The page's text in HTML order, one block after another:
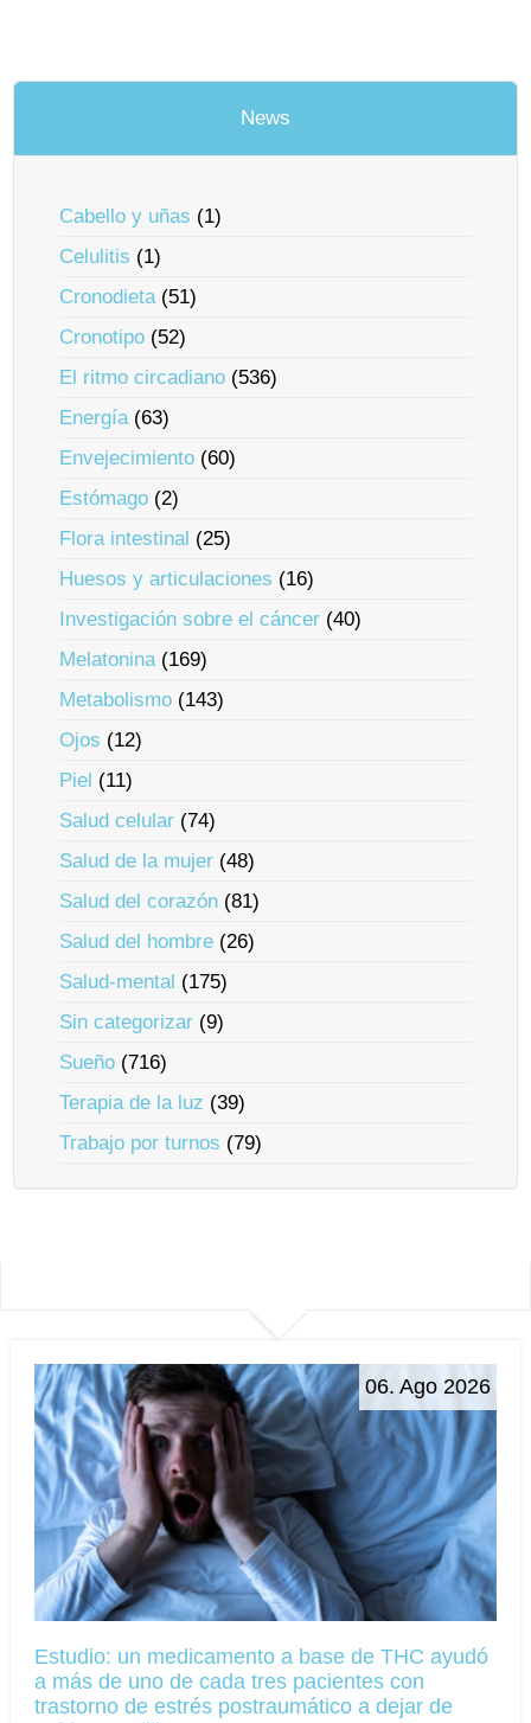
News
Cabello y uñas (1)
Celulitis (1)
Cronodieta(51)
Cronotipo (52)
El ritmo circadiano (536)
Energía(63)
Envejecimiento (60)
Estómago (2)
Flora intestinal (25)
Huesos y articulaciones (16)
Investigación sobre el cáncer (40)
Melatonina(169)
Metabolismo (143)
Ojos (12)
Piel (11)
Salud celular (74)
Salud de la mujer (48)
Salud del corazón (81)
Salud del hombre (26)
Salud-mental (175)
Sin categorizar (9)
Sueño (716)
Terapia de la luz (39)
Trabajo por turnos (79)
06. Ago 2026
Estudio: un medicamento a base de THC ayudó
a más de uno de cada tres pacientes con
trastorno de estrés postraumático a dejar de